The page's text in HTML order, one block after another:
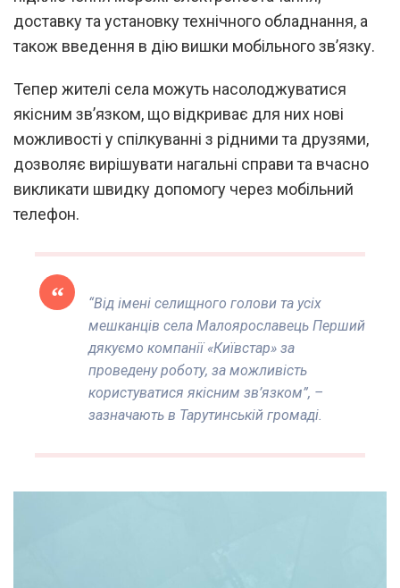
доставку та установку технічного обладнання, а
також введення в дію вишки мобільного зв’язку.
Тепер жителі села можуть насолоджуватися
якісним зв’язком, що відкриває для них нові
можливості у спілкуванні з рідними та друзями,
дозволяє вирішувати нагальні справи та вчасно
викликати швидку допомогу через мобільний
телефон.
“Від імені селищного голови та усіх
мешканців села Малоярославець Перший
дякуємо компанії «Київстар» за
проведену роботу, за можливість
користуватися якісним зв’язком”, –
зазначають в Тарутинській громаді.